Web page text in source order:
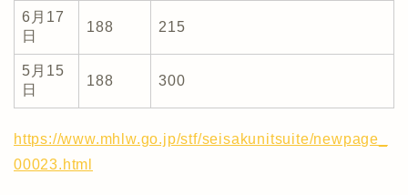
6月17
日
188 215
5月15
日
188 300
https://www.mhlw.go.jp/stf/seisakunitsuite/newpage_
00023.html